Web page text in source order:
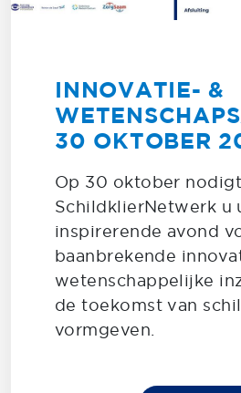
INNOVATIE- &
30 OKTOBER
Op 30 oktober
SchildklierNetwerk u
inspirerende avond
baanbrekende
wetenschappelijke
de toekomst van
vormgeven.